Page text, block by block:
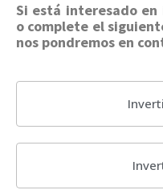
Si está interesado en
o complete el
nos pondremos en